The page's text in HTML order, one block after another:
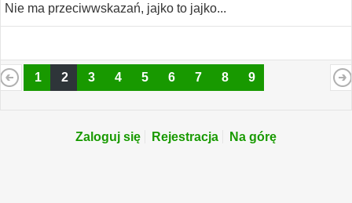
Nie ma przeciwwskazań, jajko to jajko...
1 2 3 4 5 6 7 8 9
Zaloguj się Rejestracja Na górę